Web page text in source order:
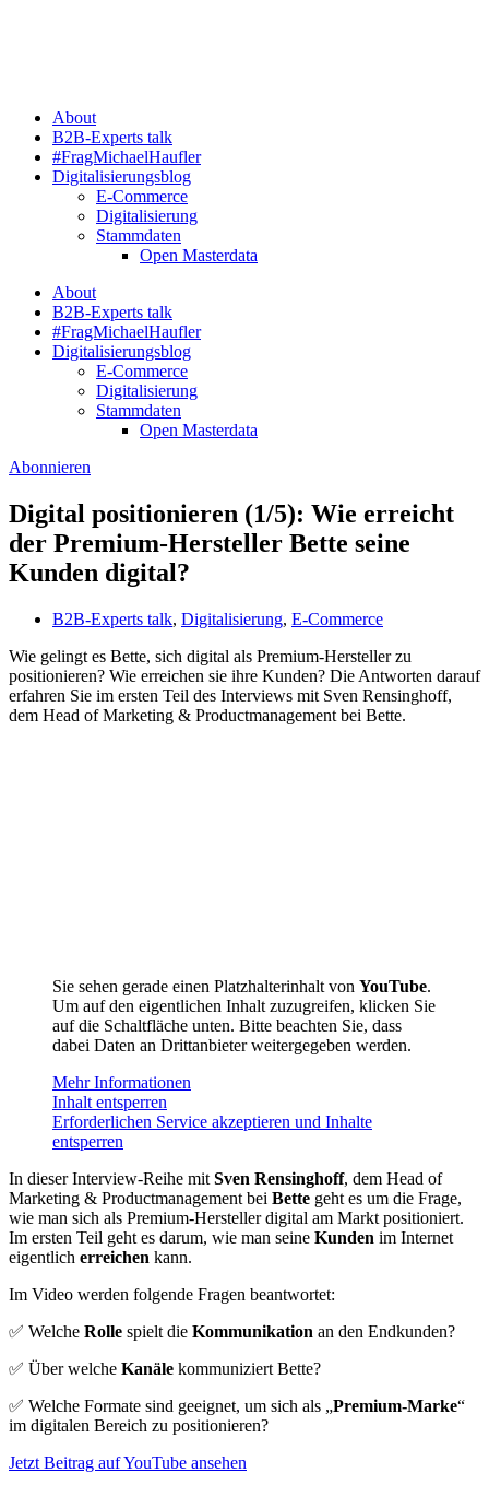
About
B2B-Experts talk
#FragMichaelHaufler
Digitalisierungsblog
E-Commerce
Digitalisierung
Stammdaten
Open Masterdata
About
B2B-Experts talk
#FragMichaelHaufler
Digitalisierungsblog
E-Commerce
Digitalisierung
Stammdaten
Open Masterdata
Abonnieren
Digital positionieren (1/5): Wie erreicht
der Premium-Hersteller Bette seine
Kunden digital?
B2B-Experts talk, Digitalisierung, E-Commerce
Wie gelingt es Bette, sich digital als Premium-Hersteller zu
positionieren? Wie erreichen sie ihre Kunden? Die Antworten darauf
erfahren Sie im ersten Teil des Interviews mit Sven Rensinghoff,
dem Head of Marketing & Productmanagement bei Bette.
Sie sehen gerade einen Platzhalterinhalt von YouTube.
Um auf den eigentlichen Inhalt zuzugreifen, klicken Sie
auf die Schaltfläche unten. Bitte beachten Sie, dass
dabei Daten an Drittanbieter weitergegeben werden.
Mehr Informationen
Inhalt entsperren
Erforderlichen Service akzeptieren und Inhalte
entsperren
In dieser Interview-Reihe mit Sven Rensinghoff, dem Head of
Marketing & Productmanagement bei Bette geht es um die Frage,
wie man sich als Premium-Hersteller digital am Markt positioniert.
Im ersten Teil geht es darum, wie man seine Kunden im Internet
eigentlich erreichen kann.
Im Video werden folgende Fragen beantwortet:
✅ Welche Rolle spielt die Kommunikation an den Endkunden?
✅ Über welche Kanäle kommuniziert Bette?
✅ Welche Formate sind geeignet, um sich als „Premium-Marke“
im digitalen Bereich zu positionieren?
Jetzt Beitrag auf YouTube ansehen